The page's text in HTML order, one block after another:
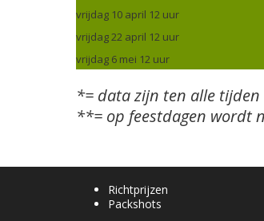
vrijdag 10 april 12 uur
vrijdag 22 april 12 uur
vrijdag 6 mei 12 uur
*= data zijn ten alle
**= op feestdagen wordt
Richtprijzen
Packshots